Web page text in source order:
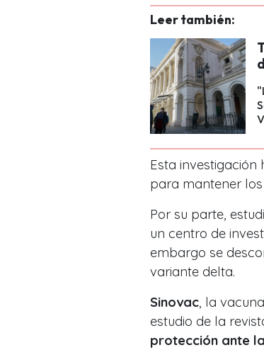
Leer también:
Esta investigación
para mantener
Por su parte,
un centro de
embargo se
variante delta.
Sinovac , la
estudio de la
protección ante